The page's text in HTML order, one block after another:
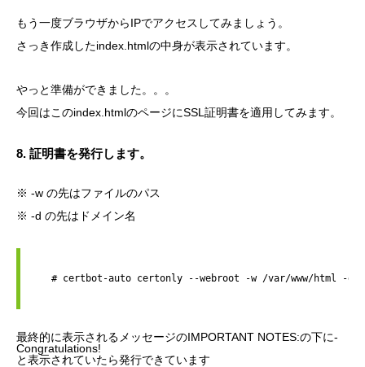
もう一度ブラウザからIPでアクセスしてみましょう。
さっき作成したindex.htmlの中身が表示されています。
やっと準備ができました。。。
今回はこのindex.htmlのページにSSL証明書を適用してみます。
8. 証明書を発行します。
※ -w の先はファイルのパス
※ -d の先はドメイン名
# certbot-auto certonly --webroot -w /var/www/html -d
最終的に表示されるメッセージのIMPORTANT NOTES:の下に-
Congratulations!
と表示されていたら発行できています